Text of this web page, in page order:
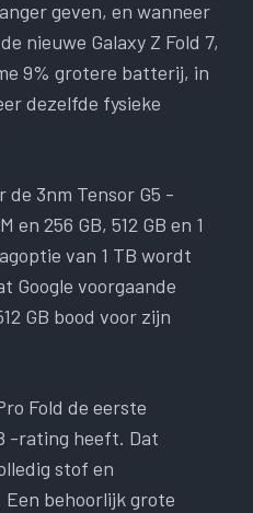
geven, en wanneer
nieuwe Galaxy Z Fold 7,
9% grotere batterij, in
dezelfde fysieke
3nm Tensor G5 -
en 256 GB, 512 GB en 1
van 1 TB wordt
Google voorgaande
GB bood voor zijn
Fold de eerste
-rating heeft. Dat
stof en
behoorlijk grote